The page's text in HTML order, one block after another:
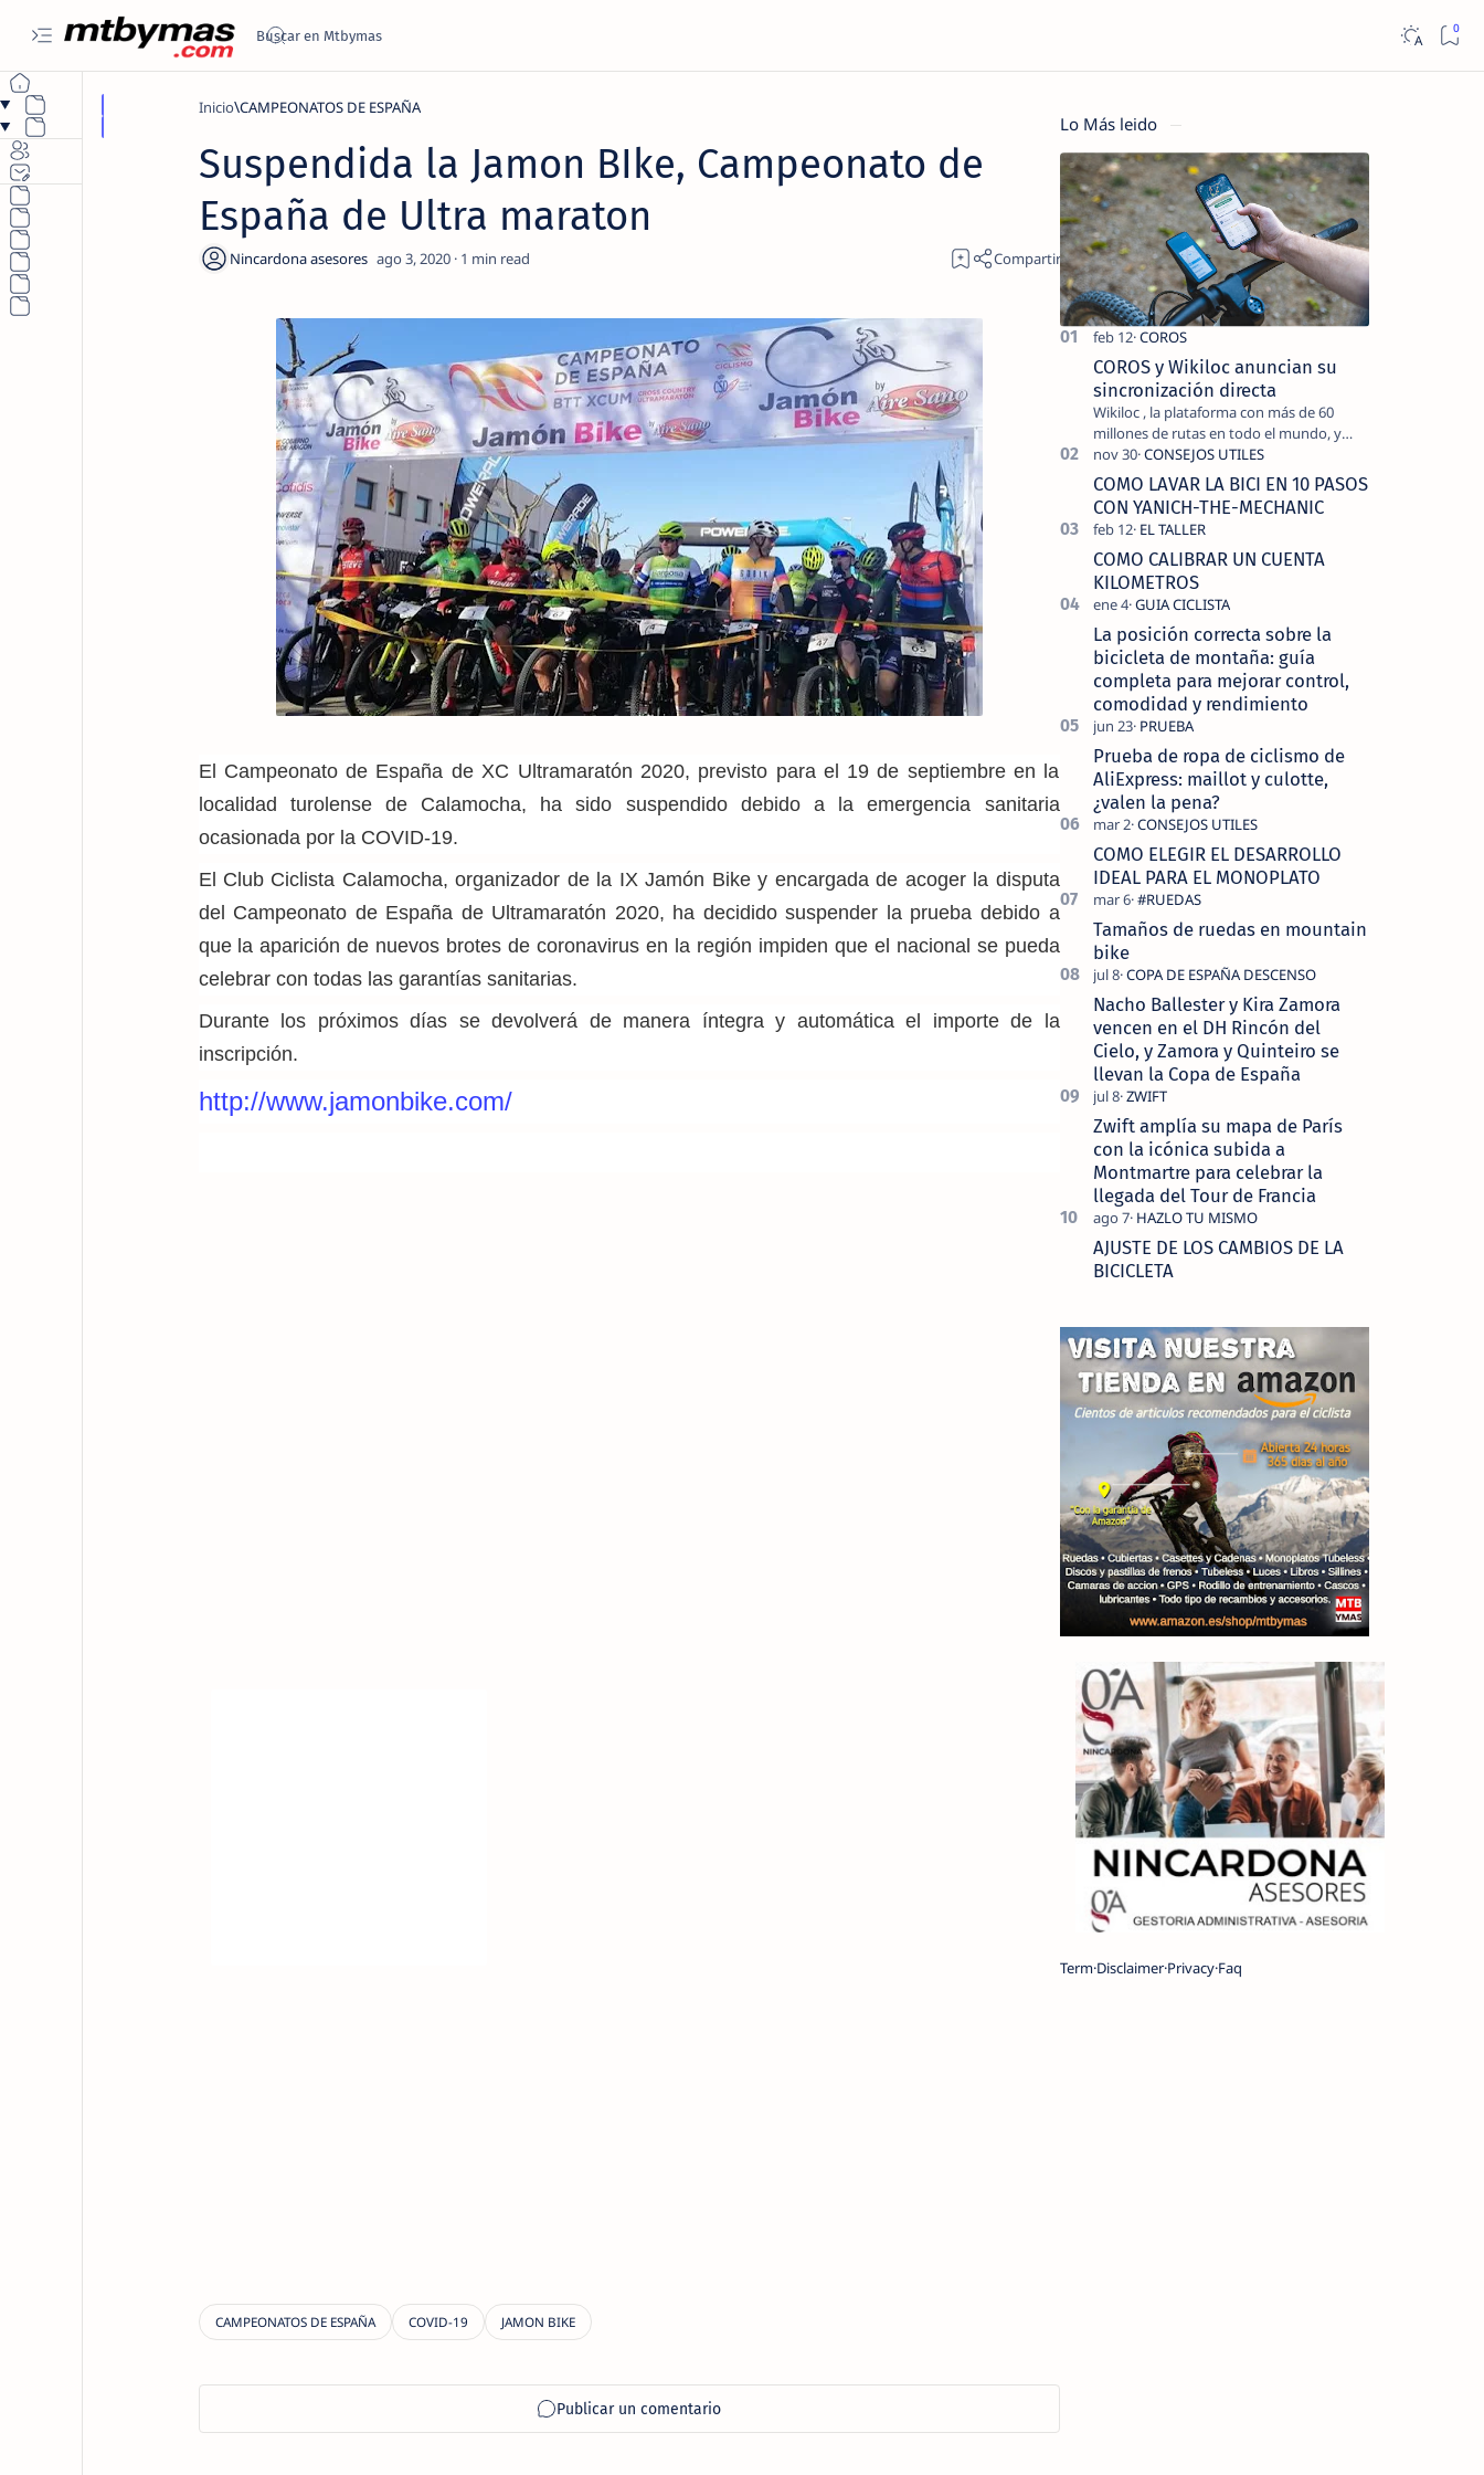
Inicio CAMPEONATOS DE ESPAÑA
Suspendida la Jamon BIke, Campeonato de
España de Ultra maraton
1
El Campeonato de España de XC Ultramaratón 2020, previsto para el 19 de septiembre en la
localidad turolense de Calamocha, ha sido suspendido debido a la emergencia sanitaria
ocasionada por la COVID-19.
El Club Ciclista Calamocha, organizador de la IX Jamón Bike y encargada de acoger la disputa
del Campeonato de España de Ultramaratón 2020, ha decidido suspender la prueba debido a
que la aparición de nuevos brotes de coronavirus en la región impiden que el nacional se pueda
celebrar con todas las garantías sanitarias.
Durante los próximos días se devolverá de manera íntegra y automática el importe de la
inscripción.
http://www.jamonbike.com/
Lo Más leido
COROS y Wikiloc anuncian su
sincronización directa
Wikiloc , la plataforma con más de 60
millones de rutas en todo el mundo, y
COROS , marca de dispositivos GPS
reconocida mundialmente por su
tecnolo…
COMO LAVAR LA BICI EN 10 PASOS
CON YANICH-THE-MECHANIC
COMO CALIBRAR UN CUENTA
KILOMETROS
La posición correcta sobre la
bicicleta de montaña: guía
completa para mejorar control,
comodidad y rendimiento
Prueba de ropa de ciclismo de
AliExpress: maillot y culotte,
¿valen la pena?
COMO ELEGIR EL DESARROLLO
IDEAL PARA EL MONOPLATO
Tamaños de ruedas en mountain
bike
Nacho Ballester y Kira Zamora
vencen en el DH Rincón del
Cielo, y Zamora y Quinteiro se
llevan la Copa de España
Zwift amplía su mapa de París
con la icónica subida a
Montmartre para celebrar la
llegada del Tour de Francia
AJUSTE DE LOS CAMBIOS DE LA
BICICLETA
TermDisclaimerPrivacyFaq